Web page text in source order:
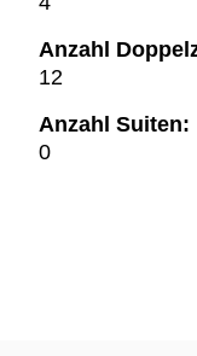
Anzahl
12
Anzahl Suiten:
0